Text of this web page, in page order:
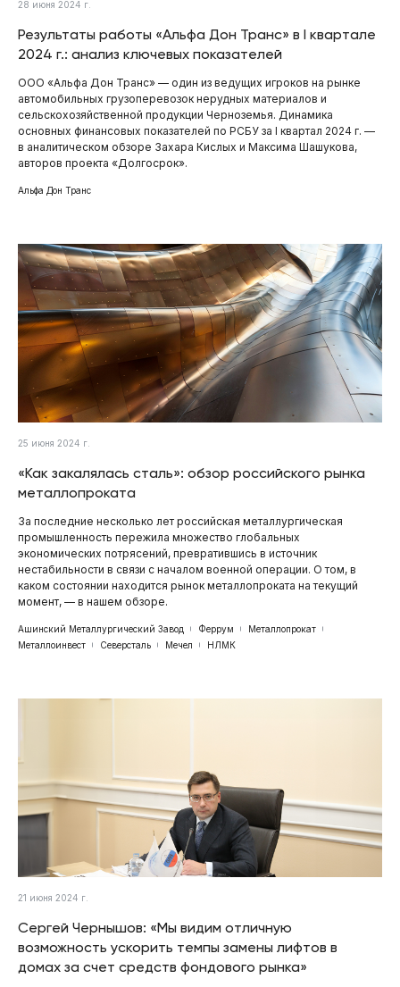
28 июня 2024 г.
Результаты работы «Альфа Дон Транс» в I квартале
2024 г.: анализ ключевых показателей
ООО «Альфа Дон Транс» — один из ведущих игроков на рынке
автомобильных грузоперевозок нерудных материалов и
сельскохозяйственной продукции Черноземья. Динамика
основных финансовых показателей по РСБУ за I квартал 2024 г. —
в аналитическом обзоре Захара Кислых и Максима Шашукова,
авторов проекта «Долгосрок».
Альфа Дон Транс
25 июня 2024 г.
«Как закалялась сталь»: обзор российского рынка
металлопроката
За последние несколько лет российская металлургическая
промышленность пережила множество глобальных
экономических потрясений, превратившись в источник
нестабильности в связи с началом военной операции. О том, в
каком состоянии находится рынок металлопроката на текущий
момент, — в нашем обзоре.
Ашинский Металлургический Завод Феррум
Металлопрокат
Металлоинвест
Северсталь Мечел НЛМК
21 июня 2024 г.
Сергей Чернышов: «Мы видим отличную
возможность ускорить темпы замены лифтов в
домах за счет средств фондового рынка»